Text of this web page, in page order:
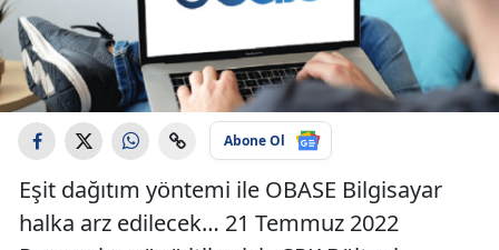
Abone Ol
Eşit dağıtım yöntemi ile OBASE Bilgisayar
halka arz edilecek… 21 Temmuz 2022